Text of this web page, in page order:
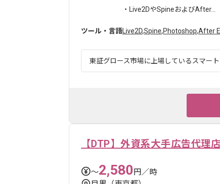
・Live2DやSpineおよびAfter...
ツール・言語 Live2D,Spine,Photoshop,After
東証グロース市場に上場しているスマー
【DTP】外資系大手広告代理
〜2,580円／時